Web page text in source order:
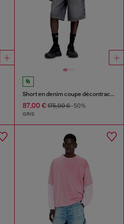
Short en denim coupe décontractée
87,00 €175,00 €-50%
GRIS